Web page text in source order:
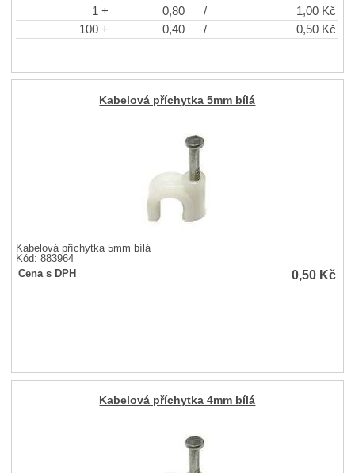
1 +
0,80 / 1,00 Kč
100 +
0,40 / 0,50 Kč
Kabelová příchytka 5mm bílá
Kabelová příchytka 5mm bílá
Kód: 883964
Cena s DPH
0,50 Kč
Kabelová příchytka 4mm bílá